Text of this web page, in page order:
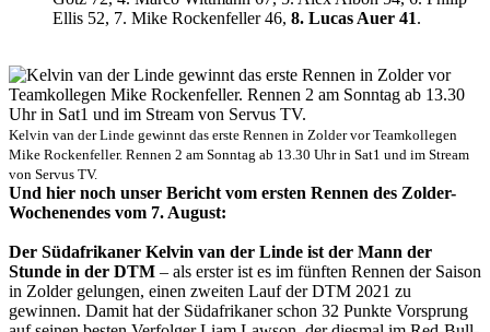
Ellis 52, 7. Mike Rockenfeller 46, 8. Lucas Auer 41.
Kelvin van der Linde gewinnt das erste Rennen in Zolder vor Teamkollegen
Mike Rockenfeller. Rennen 2 am Sonntag ab 13.30 Uhr in Sat1 und im Stream
von Servus TV.
Und hier noch unser Bericht vom ersten Rennen des Zolder-
Wochenendes vom 7. August:
Der Südafrikaner Kelvin van der Linde ist der Mann der
Stunde in der DTM – als erster ist es im fünften Rennen der Saison
in Zolder gelungen, einen zweiten Lauf der DTM 2021 zu
gewinnen. Damit hat der Südafrikaner schon 32 Punkte Vorsprung